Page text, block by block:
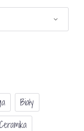
Biały
Ceramika